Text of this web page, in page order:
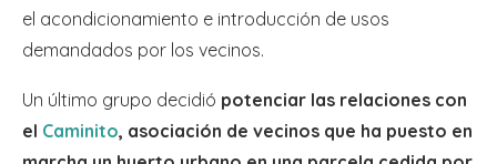
el acondicionamiento e introducción de usos
demandados por los vecinos.
Un último grupo decidió potenciar las relaciones con
el Caminito, asociación de vecinos que ha puesto en